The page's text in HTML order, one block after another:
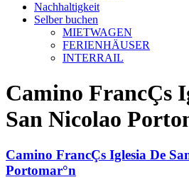
Nachhaltigkeit
Selber buchen
MIETWAGEN
FERIENHÄUSER
INTERRAIL
Camino FrancÇs
San Nicolao
Camino FrancÇs Iglesia De
Portomar°n